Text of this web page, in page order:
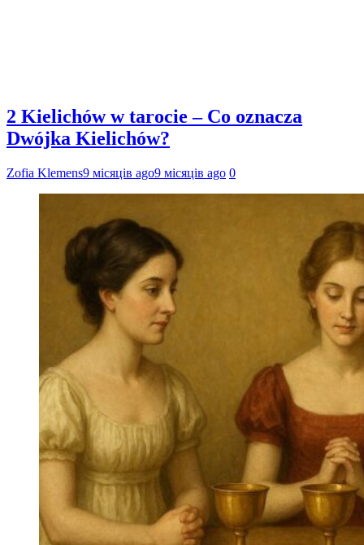
2 Kielichów w tarocie – Co oznacza
Dwójka Kielichów?
Zofia Klemens9 місяців ago9 місяців ago 0